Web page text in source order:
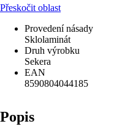
Přeskočit oblast
Provedení násady
Sklolaminát
Druh výrobku
Sekera
EAN
8590804044185
Popis